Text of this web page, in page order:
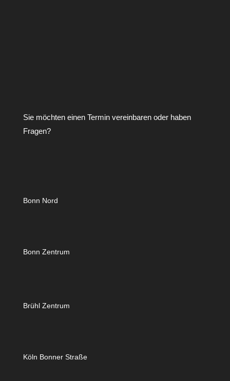
Sie möchten einen Termin vereinbaren oder haben
Fragen?
Bonn Nord
Bonn Zentrum
Brühl Zentrum
Köln Bonner Straße